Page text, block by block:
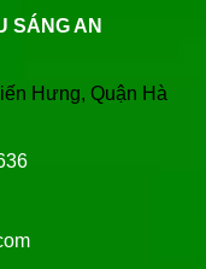
SÁNG AN
Hưng, Quận Hà